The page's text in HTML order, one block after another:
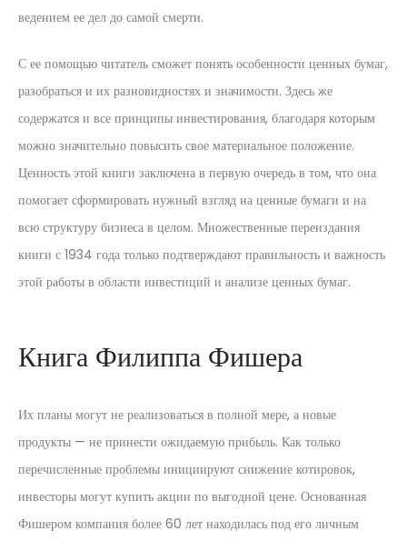
ведением ее дел до самой смерти.
С ее помощью читатель сможет понять особенности ценных бумаг,
разобраться и их разновидностях и значимости. Здесь же
содержатся и все принципы инвестирования, благодаря которым
можно значительно повысить свое материальное положение.
Ценность этой книги заключена в первую очередь в том, что она
помогает сформировать нужный взгляд на ценные бумаги и на
всю структуру бизнеса в целом. Множественные переиздания
книги с 1934 года только подтверждают правильность и важность
этой работы в области инвестиций и анализе ценных бумаг.
Книга Филиппа Фишера
Их планы могут не реализоваться в полной мере, а новые
продукты — не принести ожидаемую прибыль. Как только
перечисленные проблемы инициируют снижение котировок,
инвесторы могут купить акции по выгодной цене. Основанная
Фишером компания более 60 лет находилась под его личным